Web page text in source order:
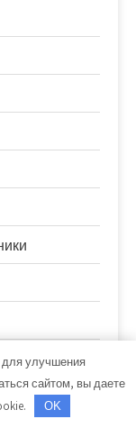
для улучшения
сайтом, вы даете
OK